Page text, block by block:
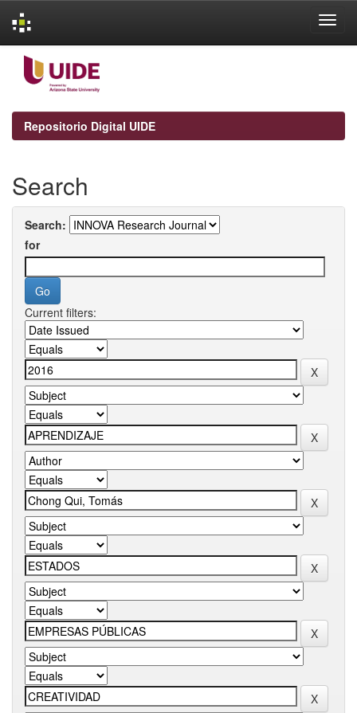
navigation
Repositorio Digital UIDE
Search
Search:
for
Current filters: